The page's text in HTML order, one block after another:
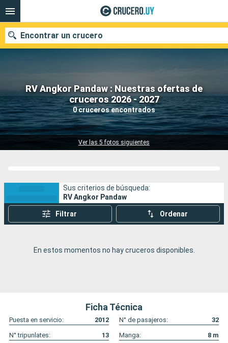
RV Angkor Pandaw : Nuestras ofertas de
cruceros 2026 - 2027
0 cruceros encontrados
Ver las 5 fotos siguientes
Encontrar un crucero
Nuestros destinos
Fecha de salida
Sus criterios de búsqueda:
RV Angkor Pandaw
Filtrar Ordenar
En estos momentos no hay cruceros disponibles.
Ficha Técnica
Puesta en servicio: 2012 N° de pasajeros:
32
N° tripunlates:
13 Manga: 8 m